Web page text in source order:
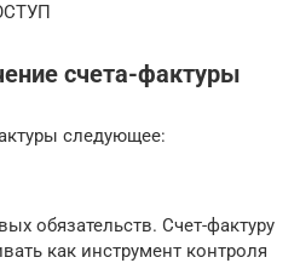
счета-фактуры
следующее:
обязательств. Счет-фактуру
как инструмент контроля